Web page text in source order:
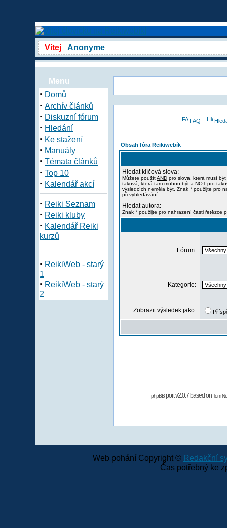
Vítej Anonyme
Menu
· Domů
· Archív článků
· Diskuzní fórum
· Hledání
· Ke stažení
· Manuály
· Témata článků
· Top 10
· Kalendář akcí
· Reiki Seznam
· Reiki kluby
· Kalendář Reiki
kurzů
· ReikiWeb - starý
1
· ReikiWeb - starý
2
FAQ
Obsah fóra Reikiwebík
Hledat klíčová slova:
Můžete použítAND pro slova, která musí
taková, která tam mohou být a NOT pro
výsledcích neměla být. Znak * použijte pro
při vyhledávání.
Hledat autora:
Znak * použijte pro nahrazení části řetězce
Fórum:
Kategorie:
Zobrazit výsledek jako:
phpBBport v2.0.7 based onTom
Web pohání Copyright © Redakční
Čas potřebný ke